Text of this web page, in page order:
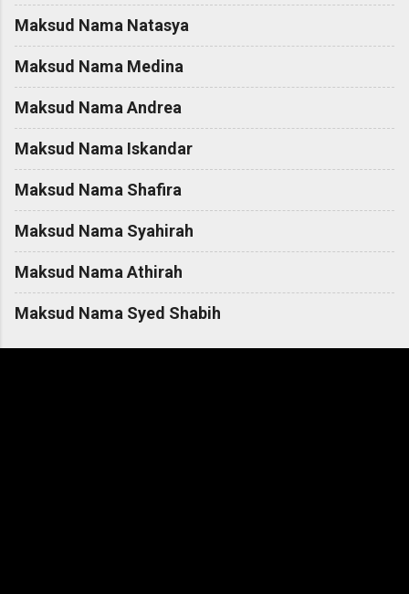
Maksud Nama Natasya
Maksud Nama Medina
Maksud Nama Andrea
Maksud Nama Iskandar
Maksud Nama Shafira
Maksud Nama Syahirah
Maksud Nama Athirah
Maksud Nama Syed Shabih